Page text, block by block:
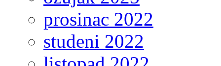
prosinac 2022
studeni 2022